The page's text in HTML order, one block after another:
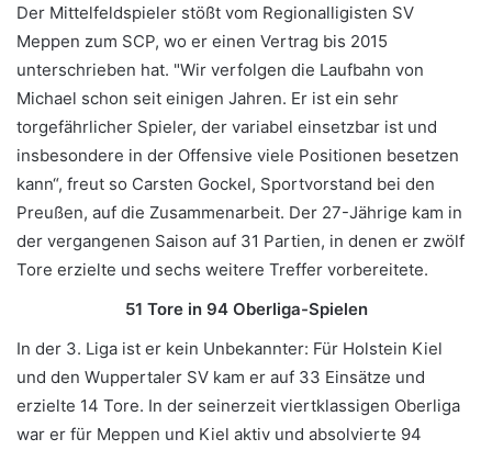
Der Mittelfeldspieler stößt vom Regionalligisten SV
Meppen zum SCP, wo er einen Vertrag bis 2015
unterschrieben hat. "Wir verfolgen die Laufbahn von
Michael schon seit einigen Jahren. Er ist ein sehr
torgefährlicher Spieler, der variabel einsetzbar ist und
insbesondere in der Offensive viele Positionen besetzen
kann“, freut so Carsten Gockel, Sportvorstand bei den
Preußen, auf die Zusammenarbeit. Der 27-Jährige kam in
der vergangenen Saison auf 31 Partien, in denen er zwölf
Tore erzielte und sechs weitere Treffer vorbereitete.
51 Tore in 94 Oberliga-Spielen
In der 3. Liga ist er kein Unbekannter: Für Holstein Kiel
und den Wuppertaler SV kam er auf 33 Einsätze und
erzielte 14 Tore. In der seinerzeit viertklassigen Oberliga
war er für Meppen und Kiel aktiv und absolvierte 94